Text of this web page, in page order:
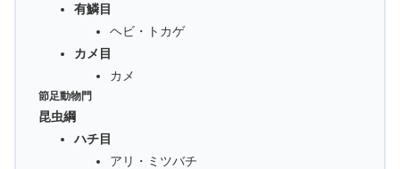
有鱗目
ヘビ・トカゲ
カメ目
カメ
節足動物門
昆虫綱
ハチ目
アリ・ミツバチ